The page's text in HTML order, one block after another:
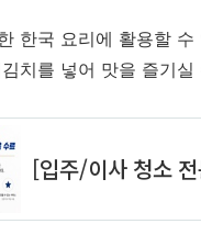
한국 요리에 활용할
치를 넣어 맛을 즐기실